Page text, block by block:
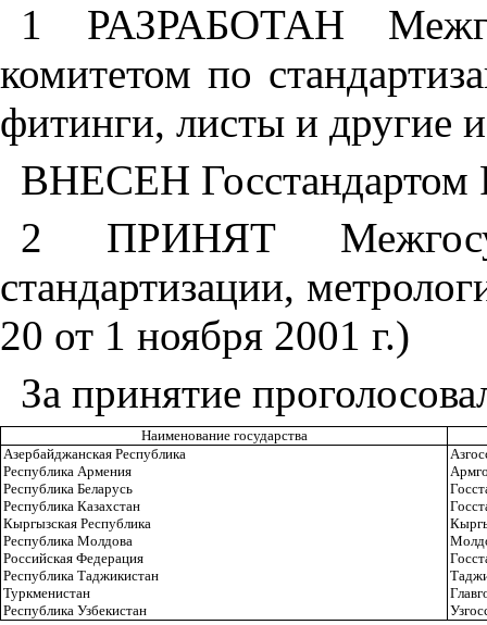
1 РАЗРАБОТАН
комитетом по
фитинги, листы и другие
ВНЕСЕН Госстандартом
2 ПРИНЯТ
стандартизации,
20 от 1 ноября 2001 г.)
За принятие
Наименование государства
Азербайджанская Республика
Республика Армения
Республика Беларусь
Республика Казахстан
Кыргызская Республика
Республика Молдова
Российская Федерация
Республика Таджикистан
Туркменистан
Республика Узбекистан